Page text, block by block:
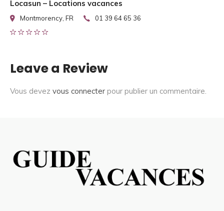
Locasun – Locations vacances
Montmorency, FR 01 39 64 65 36
Leave a Review
Vous devez vous connecter pour publier un commentaire.